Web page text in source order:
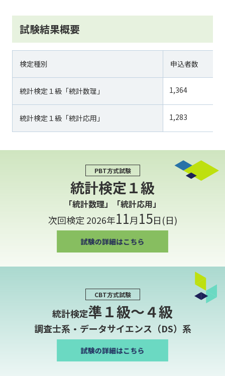
試験結果概要
検定種別 申込者数
統計検定１級「統計数理」 1,364
統計検定１級「統計応用」 1,283
PBT方式試験
統計検定１級
「統計数理」「統計応用」
次回検定 2026年11月15日(日)
CBT方式試験
統計検定準１級〜４級
調査士系・データサイエンス（DS）系